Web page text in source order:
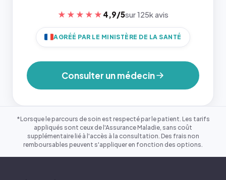
★★★★★ 4,9/5sur 125k avis
AGRÉÉ PAR LE MINISTÈRE DE LA SANTÉ
Consulter un médecin
*Lorsque le parcours de soin est respecté par le patient. Les tarifs
appliqués sont ceux de l'Assurance Maladie, sans coût
supplémentaire lié à l'accès à la consultation. Des frais non
remboursables peuvent s'appliquer en fonction des options.